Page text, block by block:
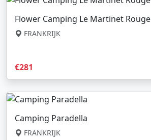
Flower Camping Le Martinet Rouge
FRANKRIJK
€281
Camping Paradella
FRANKRIJK